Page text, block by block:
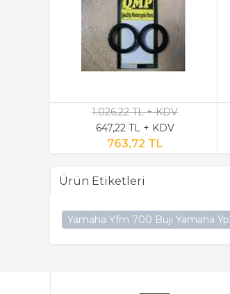
1.026,22 TL + KDV
647,22 TL + KDV
763,72 TL
Ürün Etiketleri
Yamaha Yfm 700 Buji Yamaha